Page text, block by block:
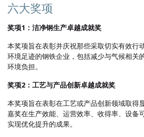
六大奖项
奖项1：洁净钢生产卓越成就奖
本奖项旨在表彰并庆祝那些采取切实有效行
环境足迹的钢铁企业，包括减少与气候相关
环境负担。
奖项2：工艺与产品创新卓越成就奖
本奖项旨在表彰在工艺或产品创新领域取得
嘉奖在生产效能、运营效率、收得率、设备
实现优化提升的成果。